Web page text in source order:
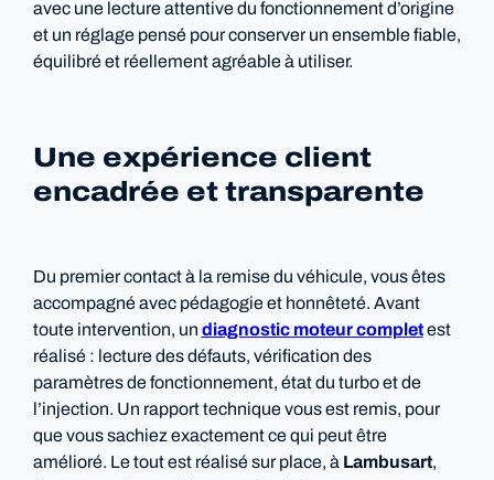
avec une lecture attentive du fonctionnement d’origine
et un réglage pensé pour conserver un ensemble fiable,
équilibré et réellement agréable à utiliser.
Une expérience client
encadrée et transparente
Du premier contact à la remise du véhicule, vous êtes
accompagné avec pédagogie et honnêteté. Avant
toute intervention, un diagnostic moteur completest
réalisé : lecture des défauts, vérification des
paramètres de fonctionnement, état du turbo et de
l’injection. Un rapport technique vous est remis, pour
que vous sachiez exactement ce qui peut être
amélioré. Le tout est réalisé sur place, à Lambusart,